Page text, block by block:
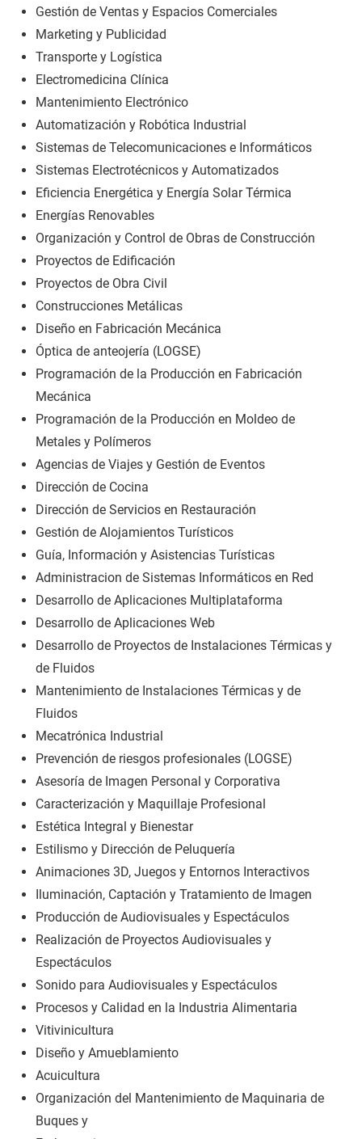
Gestión de Ventas y Espacios Comerciales
Marketing y Publicidad
Transporte y Logística
Electromedicina Clínica
Mantenimiento Electrónico
Automatización y Robótica Industrial
Sistemas de Telecomunicaciones e Informáticos
Sistemas Electrotécnicos y Automatizados
Eficiencia Energética y Energía Solar Térmica
Energías Renovables
Organización y Control de Obras de Construcción
Proyectos de Edificación
Proyectos de Obra Civil
Construcciones Metálicas
Diseño en Fabricación Mecánica
Óptica de anteojería (LOGSE)
Programación de la Producción en Fabricación
Mecánica
Programación de la Producción en Moldeo de
Metales y Polímeros
Agencias de Viajes y Gestión de Eventos
Dirección de Cocina
Dirección de Servicios en Restauración
Gestión de Alojamientos Turísticos
Guía, Información y Asistencias Turísticas
Administracion de Sistemas Informáticos en Red
Desarrollo de Aplicaciones Multiplataforma
Desarrollo de Aplicaciones Web
Desarrollo de Proyectos de Instalaciones Térmicas y
de Fluidos
Mantenimiento de Instalaciones Térmicas y de
Fluidos
Mecatrónica Industrial
Prevención de riesgos profesionales (LOGSE)
Asesoría de Imagen Personal y Corporativa
Caracterización y Maquillaje Profesional
Estética Integral y Bienestar
Estilismo y Dirección de Peluquería
Animaciones 3D, Juegos y Entornos Interactivos
Iluminación, Captación y Tratamiento de Imagen
Producción de Audiovisuales y Espectáculos
Realización de Proyectos Audiovisuales y
Espectáculos
Sonido para Audiovisuales y Espectáculos
Procesos y Calidad en la Industria Alimentaria
Vitivinicultura
Diseño y Amueblamiento
Acuicultura
Organización del Mantenimiento de Maquinaria de
Buques y